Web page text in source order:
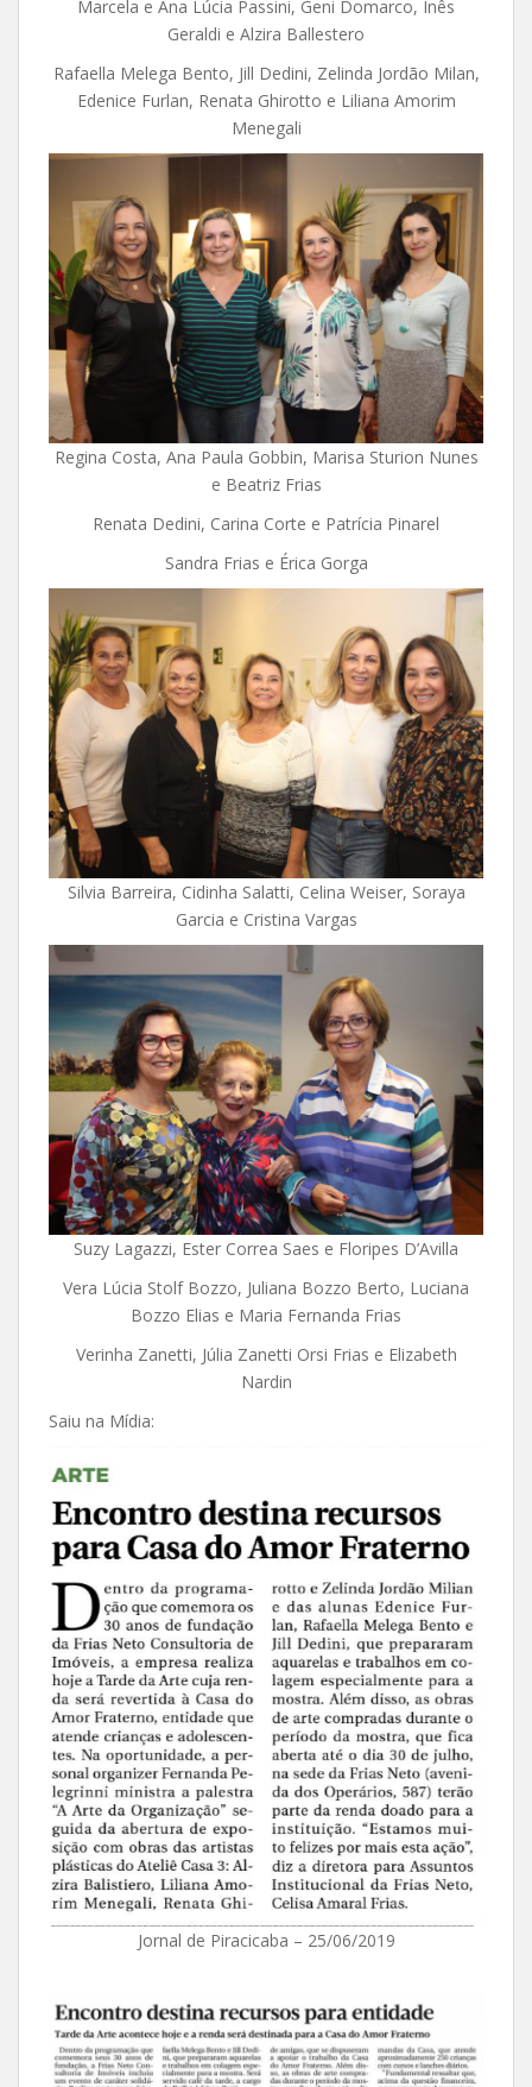
Marcela e Ana Lúcia Passini, Geni Domarco, Inês
Geraldi e Alzira Ballestero
Rafaella Melega Bento, Jill Dedini, Zelinda Jordão Milan,
Edenice Furlan, Renata Ghirotto e Liliana Amorim
Menegali
Regina Costa, Ana Paula Gobbin, Marisa Sturion Nunes
e Beatriz Frias
Renata Dedini, Carina Corte e Patrícia Pinarel
Sandra Frias e Érica Gorga
Silvia Barreira, Cidinha Salatti, Celina Weiser, Soraya
Garcia e Cristina Vargas
Suzy Lagazzi, Ester Correa Saes e Floripes D’Avilla
Vera Lúcia Stolf Bozzo, Juliana Bozzo Berto, Luciana
Bozzo Elias e Maria Fernanda Frias
Verinha Zanetti, Júlia Zanetti Orsi Frias e Elizabeth
Nardin
Saiu na Mídia:
Jornal de Piracicaba – 25/06/2019